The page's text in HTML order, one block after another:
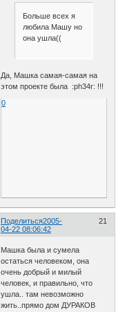
Больше всех я
любила Машу но
она ушла((
Да, Машка самая-самая на
этом проекте была :ph34r: !!!
0
Поделиться 21
2005-
04-22 08:06:42
Машка была и сумела
остаться человеком, она
очень добрый и милый
человек, и правильно, что
ушла.. там невозможно
жить..прямо дом ДУРАКОВ